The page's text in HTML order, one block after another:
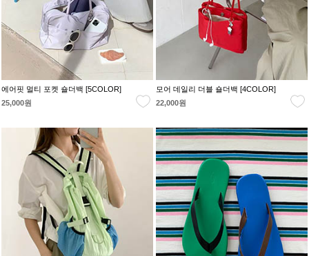
에어핏 멀티 포켓 숄더백 [5COLOR]
25,000원
모어 데일리 더블 숄더백 [4COLOR]
22,000원